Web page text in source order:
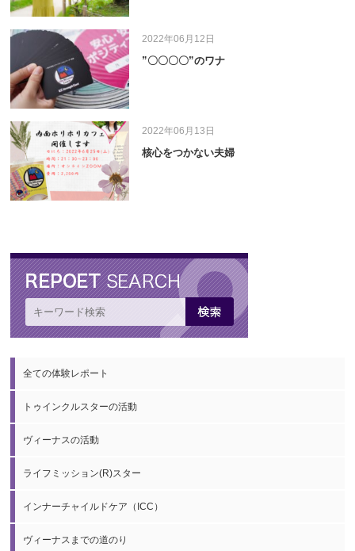
2022年06月12日
”〇〇〇〇”のワナ
2022年06月13日
核心をつかない夫婦
全ての体験レポート
トゥインクルスターの活動
ヴィーナスの活動
ライフミッション(R)スター
インナーチャイルドケア（ICC）
ヴィーナスまでの道のり